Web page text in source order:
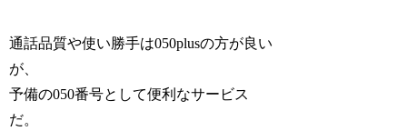
通話品質や使い勝手は050plusの方が良い
が、
予備の050番号として便利なサービス
だ。